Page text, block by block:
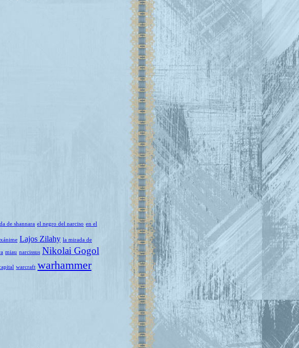
de shannara el negro del narciso en el
Lajos Zilahy la mirada de
miau narcissus Nikolai Gogol
warcraft warhammer